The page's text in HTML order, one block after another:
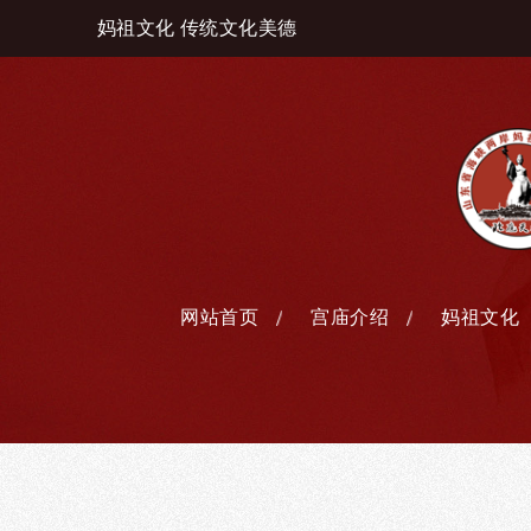
妈祖文化 传统文化美德
网站首页 宫庙介绍 妈祖文化